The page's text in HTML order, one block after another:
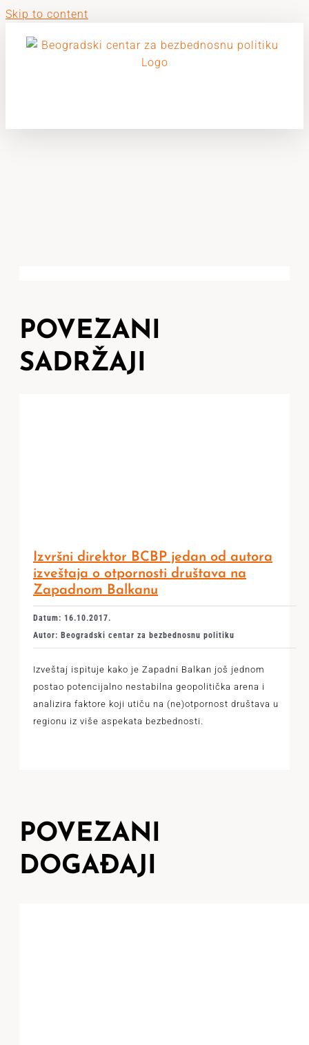
Skip to content
POVEZANI
SADRŽAJI
Izvršni direktor BCBP jedan od autora
izveštaja o otpornosti društava na
Zapadnom Balkanu
Datum: 16.10.2017.
Autor: Beogradski centar za bezbednosnu politiku
Izveštaj ispituje kako je Zapadni Balkan još jednom
postao potencijalno nestabilna geopolitička arena i
analizira faktore koji utiču na (ne)otpornost društava u
regionu iz više aspekata bezbednosti.
POVEZANI
DOGAĐAJI